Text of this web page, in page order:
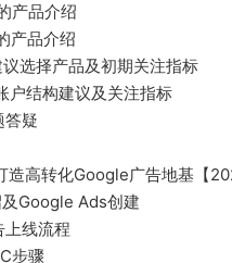
产品介绍
产品介绍
议选择产品及初期关注指标
户结构建议及关注指标
答疑
造高转化Google广告地基【
及Google Ads创建
上线流程
步骤